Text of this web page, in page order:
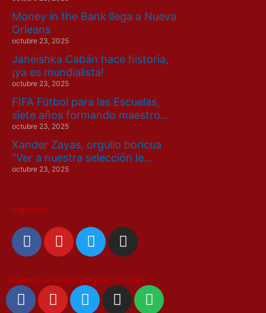
Money in the Bank llega a Nueva
Orleans
octubre 23, 2025
Janeishka Cabán hace historia,
¡ya es mundialista!
octubre 23, 2025
FIFA Fútbol para las Escuelas,
siete años formando maestro…
octubre 23, 2025
Xander Zayas, orgullo boricua
“Ver a nuestra selección le…
octubre 23, 2025
Síguenos
F
a
e
b
o
Y
o
t
u
b
T
w
t
t
e
I
n
t
a
g
Síguenos en nuestras redes sociales
F
a
Y
o
T
w
I
n
S
p